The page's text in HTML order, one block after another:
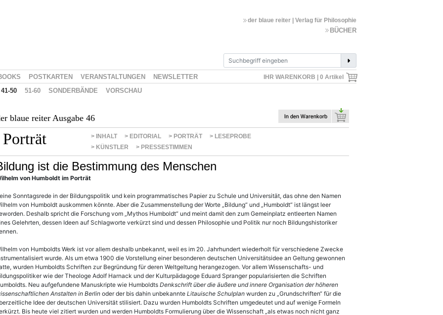
IHR WARENKORB | 0 Artikel
der blaue reiter | Verlag für Philosophie
BÜCHER
POSTKARTEN VERANSTALTUNGEN
NEWSLETTER
41-50 51-60 SONDERBÄNDE VORSCHAU
blaue reiter Ausgabe 46
Porträt > INHALT > EDITORIAL > PORTRÄT
> LESEPROBE
> KÜNSTLER
> PRESSESTIMMEN
ist die Bestimmung des Menschen
von Humboldt im Porträt
Sonntagsrede in der Bildungspolitik und kein programmatisches Papier zu Schule und Universität, das ohne den Namen
von Humboldt auskommen könnte. Aber die Zusammenstellung der Worte „Bildung“ und „Humboldt“ ist längst leer
Deshalb spricht die Forschung vom „Mythos Humboldt“ und meint damit den zum Gemeinplatz entleerten Namen
Gelehrten, dessen Ideen auf Schlagworte verkürzt sind und dessen Philosophie und Politik nur noch Bildungshistoriker
von Humboldts Werk ist vor allem deshalb unbekannt, weil es im 20. Jahrhundert wiederholt für verschiedene Zwecke
wurde. Als um etwa 1900 die Vorstellung einer besonderen deutschen Universitätsidee an Geltung gewonnen
wurden Humboldts Schriften zur Begründung für deren Weltgeltung herangezogen. Vor allem Wissenschafts- und
wie der Theologe Adolf Harnack und der Kulturpädagoge Eduard Spranger popularisierten die Schriften
Neu aufgefundene Manuskripte wie Humboldts Denkschrift über die äußere und innere Organisation der höheren
Anstalten in Berlinoder der bis dahin unbekannte Litauische Schulplanwurden zu „Grundschriften“ für die
Idee der deutschen Universität stilisiert. Dazu wurden Humboldts Schriften umgedeutet und auf wenige Formeln
Bis heute viel zitiert wurden und werden Humboldts Formulierung über die Wissenschaft „als etwas noch nicht ganz